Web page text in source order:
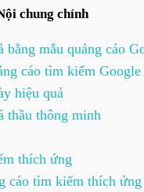
chung chính
bằng mẫu quảng cáo
cáo tìm kiếm
hiệu quả
thầu thông minh
thích ứng
cáo tìm kiếm thích